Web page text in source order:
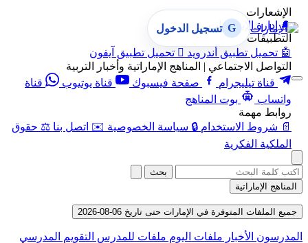
الإشعارات
🔔 إدارة الإشعارات
التطبيقات
🤖 تحميل تطبيق أندرويد  تحميل تطبيق آيفون
التواصل الاجتماعي | المناهج الإماراتية وأخبار التربية
قناة تيليجرام
صفحة فيسبوك قناة يوتيوب
قناة
واتساب
بوت المناهج
روابط مهمة
📄 شروط الاستخدام 🔒 سياسة الخصوصية ✉️ اتصل بنا ⚖️ حقوق
الملكية الفكرية
G تسجيل الدخول
بحث
المناهج الإماراتية
جميع الملفات المتوفرة في الإمارات حتى تاريخ 06-08-2026
المدرسون الأخبار ملفات اليوم ملفات للمدرس التقويم المدرسي